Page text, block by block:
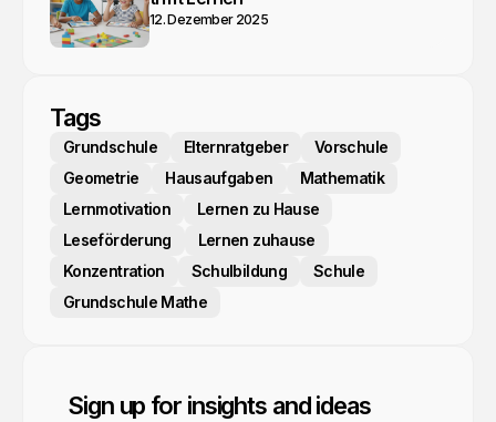
12. Dezember 2025
Tags
Grundschule Elternratgeber
Vorschule
Geometrie
Hausaufgaben
Mathematik
Lernmotivation
Lernen zu Hause
Leseförderung
Lernen zuhause
Konzentration
Schulbildung
Schule
Grundschule Mathe
Sign up for insights and ideas